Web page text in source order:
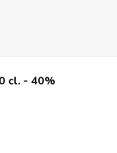
cl. - 40%